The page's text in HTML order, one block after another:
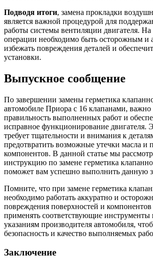
Подводя итоги, замена прокладки
является важной процедурой для
работы системы вентиляции двигателя.
операции необходимо быть осторожным и
избежать повреждения деталей и
установки.
Выпускное сообщение
По завершении замены герметика
автомобиле Приора с 16 клапанами, важно
правильность выполненных работ и
исправное функционирование двигателя.
требует тщательности и внимания к
предотвратить возможные утечки масла и
компонентов. В данной статье мы
инструкцию по замене герметика
поможет вам успешно выполнить данную
Помните, что при замене герметика
необходимо работать аккуратно и
повреждения поверхностей и
применять соответствующие инструменты
указаниям производителя автомобиля,
безопасность и качество выполняемых
Заключение